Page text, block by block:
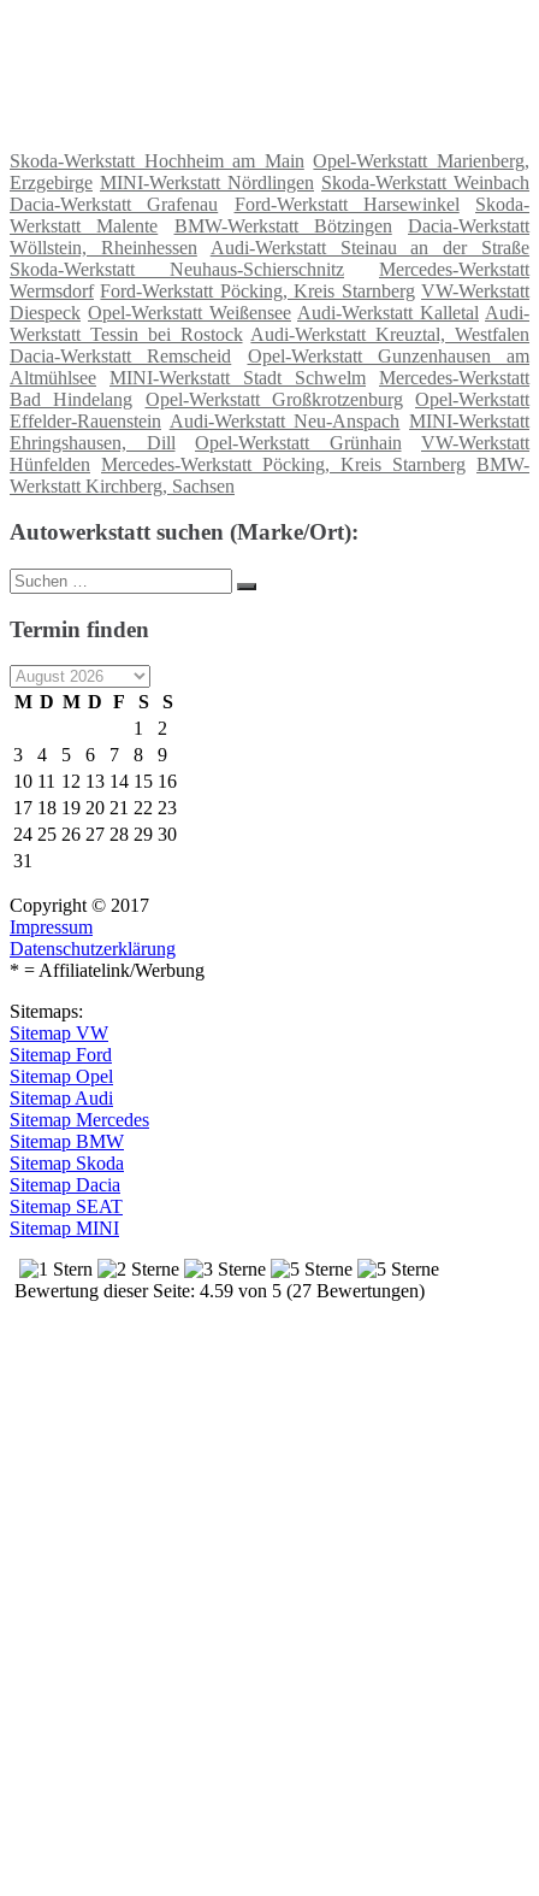
Skoda-Werkstatt Hochheim am Main Opel-Werkstatt Marienberg,
Erzgebirge MINI-Werkstatt Nördlingen Skoda-Werkstatt Weinbach
Dacia-Werkstatt Grafenau
Ford-Werkstatt Harsewinkel
Skoda-
Werkstatt Malente
BMW-Werkstatt Bötzingen
Dacia-Werkstatt
Wöllstein, Rheinhessen
Audi-Werkstatt Steinau an der Straße
Skoda-Werkstatt Neuhaus-Schierschnitz
Mercedes-Werkstatt
Wermsdorf Ford-Werkstatt Pöcking, Kreis Starnberg VW-Werkstatt
Diespeck Opel-Werkstatt Weißensee Audi-Werkstatt Kalletal Audi-
Werkstatt Tessin bei Rostock Audi-Werkstatt Kreuztal, Westfalen
Dacia-Werkstatt Remscheid
Opel-Werkstatt Gunzenhausen am
Altmühlsee
MINI-Werkstatt Stadt Schwelm
Mercedes-Werkstatt
Bad Hindelang
Opel-Werkstatt Großkrotzenburg
Opel-Werkstatt
Effelder-Rauenstein Audi-Werkstatt Neu-Anspach MINI-Werkstatt
Ehringshausen, Dill
Opel-Werkstatt Grünhain
VW-Werkstatt
Hünfelden Mercedes-Werkstatt Pöcking, Kreis Starnberg BMW-
Werkstatt Kirchberg, Sachsen
Autowerkstatt suchen (Marke/Ort):
Suche
nach:
Suchen
Termin finden
M D M D F S
S
1
2
3
4 5 6 7 8
9
10 11 12 13 14 15 16
17 18 19 20 21 22 23
24 25 26 27 28 29 30
31
Copyright © 2017
Impressum
Datenschutzerklärung
* = Affiliatelink/Werbung
Sitemaps:
Sitemap VW
Sitemap Ford
Sitemap Opel
Sitemap Audi
Sitemap Mercedes
Sitemap BMW
Sitemap Skoda
Sitemap Dacia
Sitemap SEAT
Sitemap MINI
Bewertung dieser Seite: 4.59 von 5 (27 Bewertungen)